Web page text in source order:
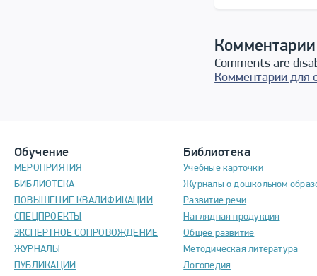
Comments are
Комментарии для
Обучение
МЕРОПРИЯТИЯ
БИБЛИОТЕКА
ПОВЫШЕНИЕ КВАЛИФИКАЦИИ
СПЕЦПРОЕКТЫ
ЭКСПЕРТНОЕ СОПРОВОЖДЕНИЕ
ЖУРНАЛЫ
ПУБЛИКАЦИИ
Библиотека
Учебные карточки
Журналы о дошкольном
Развитие речи
Наглядная продукция
Общее развитие
Методическая литература
Логопедия